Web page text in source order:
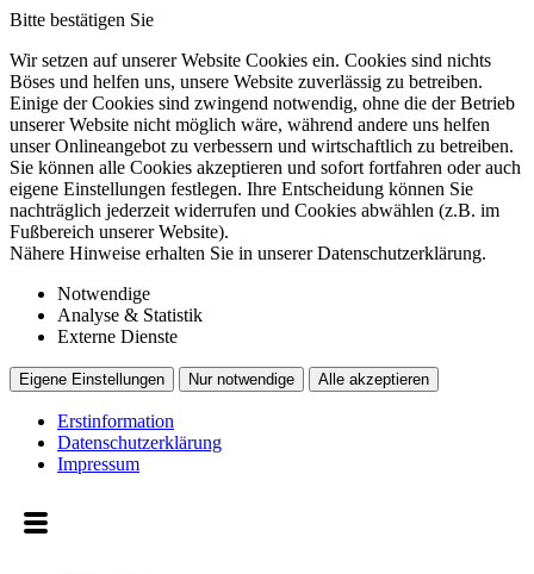
Bitte bestätigen Sie
Wir setzen auf unserer Website Cookies ein. Cookies sind nichts
Böses und helfen uns, unsere Website zuverlässig zu betreiben.
Einige der Cookies sind zwingend notwendig, ohne die der Betrieb
unserer Website nicht möglich wäre, während andere uns helfen
unser Onlineangebot zu verbessern und wirtschaftlich zu betreiben.
Sie können alle Cookies akzeptieren und sofort fortfahren oder auch
eigene Einstellungen festlegen. Ihre Entscheidung können Sie
nachträglich jederzeit widerrufen und Cookies abwählen (z.B. im
Fußbereich unserer Website).
Nähere Hinweise erhalten Sie in unserer Datenschutzerklärung.
Notwendige
Analyse & Statistik
Externe Dienste
Eigene Einstellungen Nur notwendige Alle akzeptieren
Erstinformation
Datenschutzerklärung
Impressum